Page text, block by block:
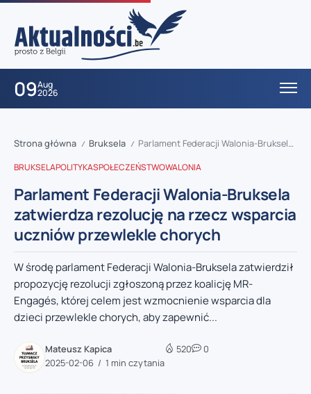
09Aug
2026
Strona główna / Bruksela / Parlament Federacji Walonia-Bruksela zatwierdza rezolucję na rzecz wsparcia uczniów przewlekle chorych
BRUKSELAPOLITYKASPOŁECZEŃSTWOWALONIA
Parlament Federacji Walonia-Bruksela
zatwierdza rezolucję na rzecz wsparcia
uczniów przewlekle chorych
W środę parlament Federacji Walonia-Bruksela zatwierdził
propozycję rezolucji zgłoszoną przez koalicję MR-
Engagés, której celem jest wzmocnienie wsparcia dla
dzieci przewlekle chorych, aby zapewnić...
Mateusz Kapica
2025-02-06
1 min czytania
520 0